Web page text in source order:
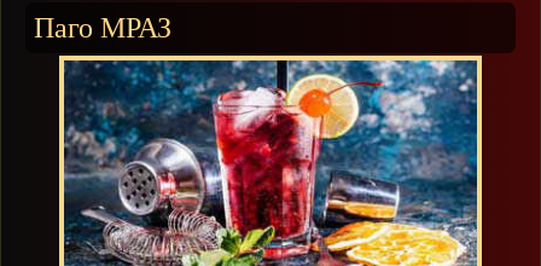
Паго МРАЗ